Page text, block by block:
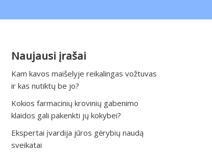
Naujausi įrašai
Kam kavos maišelyje reikalingas vožtuvas
ir kas nutiktų be jo?
Kokios farmacinių krovinių gabenimo
klaidos gali pakenkti jų kokybei?
Ekspertai įvardija jūros gėrybių naudą
sveikatai